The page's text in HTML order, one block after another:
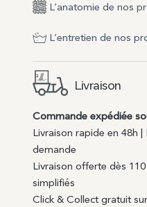
L’anatomie de nos
L’entretien de nos
Livraison
Commande expédiée
Livraison rapide en 48h
demande
Livraison offerte dès
simplifiés
Click & Collect gratuit